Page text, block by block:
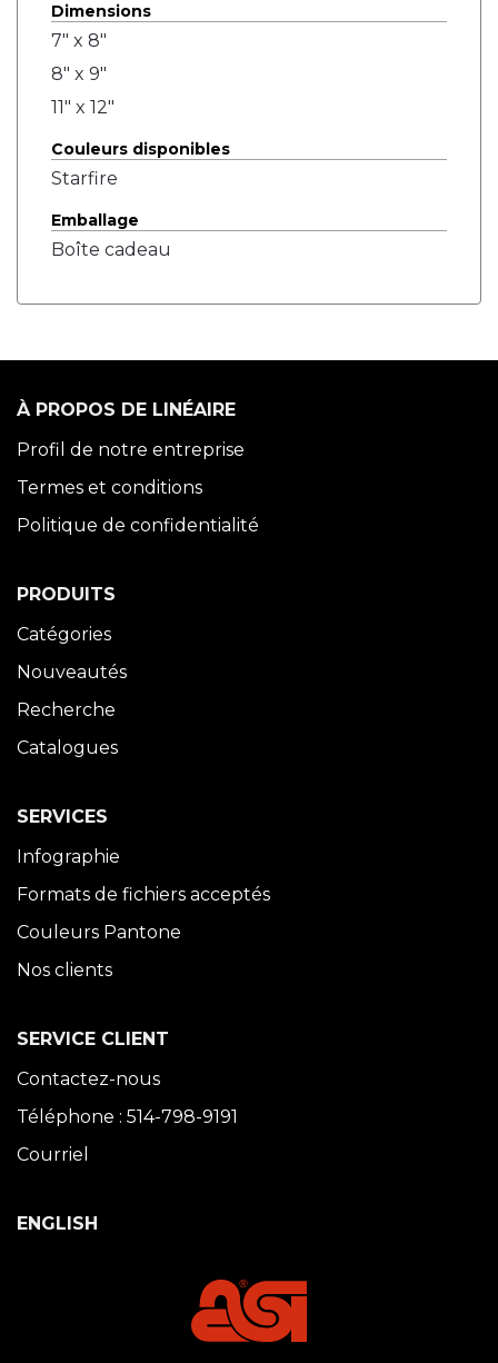
Dimensions
7" x 8"
8" x 9"
11" x 12"
Couleurs disponibles
Starfire
Emballage
Boîte cadeau
À PROPOS DE LINÉAIRE
Profil de notre entreprise
Termes et conditions
Politique de confidentialité
PRODUITS
Catégories
Nouveautés
Recherche
Catalogues
SERVICES
Infographie
Formats de fichiers acceptés
Couleurs Pantone
Nos clients
SERVICE CLIENT
Contactez-nous
Téléphone : 514-798-9191
Courriel
ENGLISH